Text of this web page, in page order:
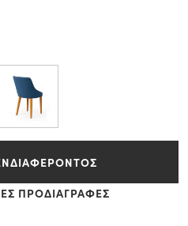
ΠΡΟΔΙΑΓΡΑΦΕΣ